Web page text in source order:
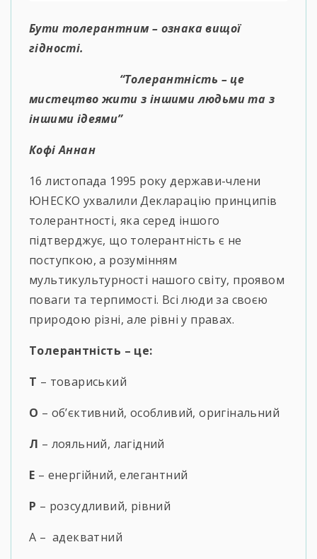
Бути толерантним – ознака вищої
гідності.
“Толерантність – це
мистецтво жити з іншими людьми та з
іншими ідеями”
Кофі Аннан
16 листопада 1995 року держави-члени
ЮНЕСКО ухвалили Декларацію принципів
толерантності, яка серед іншого
підтверджує, що толерантність є не
поступкою, а розумінням
мультикультурності нашого світу, проявом
поваги та терпимості. Всі люди за своєю
природою різні, але рівні у правах.
Толерантність – це:
Т – товариський
О – об’єктивний, особливий, оригінальний
Л – лояльний, лагідний
Е – енергійний, елегантний
Р – розсудливий, рівний
А – адекватний